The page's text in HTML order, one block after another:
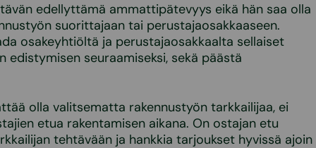
edellyttämä ammattipätevyys eikä hän saa olla
suorittajaan tai perustajaosakkaaseen.
osakeyhtiöltä ja perustajaosakkaalta sellaiset
seuraamiseksi, sekä päästä
olla valitsematta rakennustyön tarkkailijaa, ei
etua rakentamisen aikana. On ostajan etu
tehtävään ja hankkia tarjoukset hyvissä ajoin